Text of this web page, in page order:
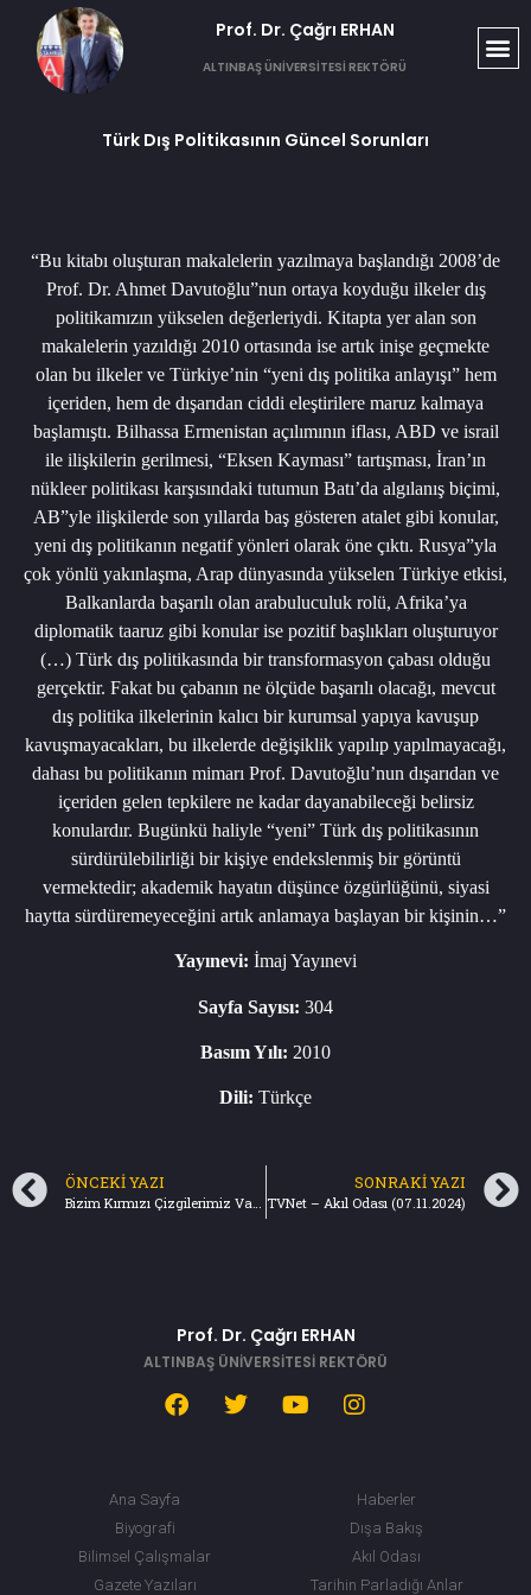
Prof. Dr. Çağrı ERHAN​
ALTINBAŞ ÜNİVERSİTESİ REKTÖRÜ
Türk Dış Politikasının Güncel Sorunları
“Bu kitabı oluşturan makalelerin yazılmaya başlandığı 2008’de
Prof. Dr. Ahmet Davutoğlu”nun ortaya koyduğu ilkeler dış
politikamızın yükselen değerleriydi. Kitapta yer alan son
makalelerin yazıldığı 2010 ortasında ise artık inişe geçmekte
olan bu ilkeler ve Türkiye’nin “yeni dış politika anlayışı” hem
içeriden, hem de dışarıdan ciddi eleştirilere maruz kalmaya
başlamıştı. Bilhassa Ermenistan açılımının iflası, ABD ve israil
ile ilişkilerin gerilmesi, “Eksen Kayması” tartışması, İran’ın
nükleer politikası karşısındaki tutumun Batı’da algılanış biçimi,
AB”yle ilişkilerde son yıllarda baş gösteren atalet gibi konular,
yeni dış politikanın negatif yönleri olarak öne çıktı. Rusya”yla
çok yönlü yakınlaşma, Arap dünyasında yükselen Türkiye etkisi,
Balkanlarda başarılı olan arabuluculuk rolü, Afrika’ya
diplomatik taaruz gibi konular ise pozitif başlıkları oluşturuyor
(…) Türk dış politikasında bir transformasyon çabası olduğu
gerçektir. Fakat bu çabanın ne ölçüde başarılı olacağı, mevcut
dış politika ilkelerinin kalıcı bir kurumsal yapıya kavuşup
kavuşmayacakları, bu ilkelerde değişiklik yapılıp yapılmayacağı,
dahası bu politikanın mimarı Prof. Davutoğlu’nun dışarıdan ve
içeriden gelen tepkilere ne kadar dayanabileceği belirsiz
konulardır. Bugünkü haliyle “yeni” Türk dış politikasının
sürdürülebilirliği bir kişiye endekslenmiş bir görüntü
vermektedir; akademik hayatın düşünce özgürlüğünü, siyasi
haytta sürdüremeyeceğini artık anlamaya başlayan bir kişinin…”
Yayınevi: İmaj Yayınevi
Sayfa Sayısı: 304
Basım Yılı: 2010
Dili: Türkçe
ÖNCEKI YAZI SONRAKI YAZI
TVNet – Akıl Odası (07.11.2024)
Prof. Dr. Çağrı ERHAN
ALTINBAŞ ÜNİVERSİTESİ REKTÖRÜ
Ana Sayfa
Biyografi
Bilimsel Çalışmalar
Gazete Yazıları
Haberler
Dışa Bakış
Akıl Odası
Tarihin Parladığı Anlar